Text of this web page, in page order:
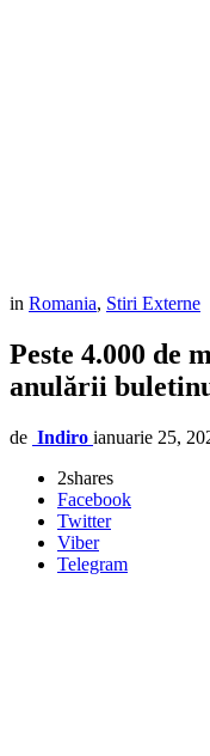
in Romania, Stiri Externe
Peste 4.000 de
anulării
de Indiro ianuarie 25,
2shares
Facebook
Twitter
Viber
Telegram